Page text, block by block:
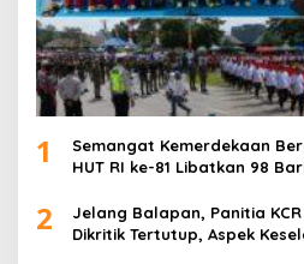
1
Semangat Kemerdekaan
HUT RI ke-81 Libatkan 98
2
Jelang Balapan, Panitia
Dikritik Tertutup, Aspek